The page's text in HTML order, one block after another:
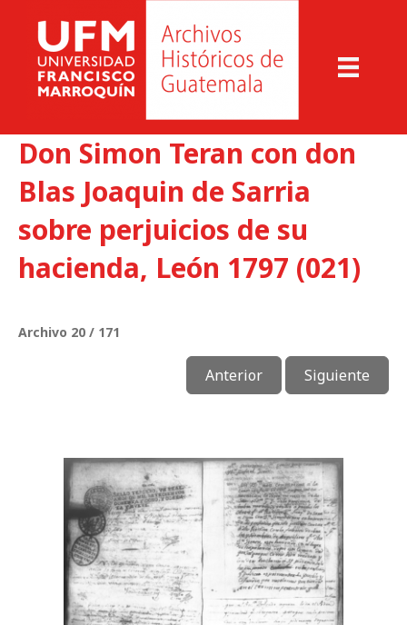
Don Simon Teran con don
Blas Joaquin de Sarria
sobre perjuicios de su
hacienda, León 1797 (021)
Archivo 20 / 171
Anterior Siguiente